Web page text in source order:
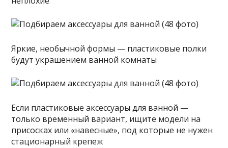
Яркие, необычной формы — пластиковые полки
будут украшением ванной комнаты
Если пластиковые аксессуары для ванной —
только временный вариант, ищите модели на
присосках или «навесные», под которые не нужен
стационарный крепеж